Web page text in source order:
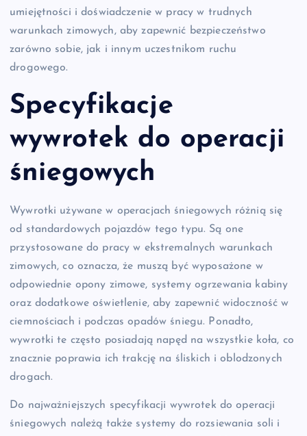
umiejętności i doświadczenie w pracy w trudnych
warunkach zimowych, aby zapewnić bezpieczeństwo
zarówno sobie, jak i innym uczestnikom ruchu
drogowego.
Specyfikacje
wywrotek do operacji
śniegowych
Wywrotki używane w operacjach śniegowych różnią się
od standardowych pojazdów tego typu. Są one
przystosowane do pracy w ekstremalnych warunkach
zimowych, co oznacza, że muszą być wyposażone w
odpowiednie opony zimowe, systemy ogrzewania kabiny
oraz dodatkowe oświetlenie, aby zapewnić widoczność w
ciemnościach i podczas opadów śniegu. Ponadto,
wywrotki te często posiadają napęd na wszystkie koła, co
znacznie poprawia ich trakcję na śliskich i oblodzonych
drogach.
Do najważniejszych specyfikacji wywrotek do operacji
śniegowych należą także systemy do rozsiewania soli i